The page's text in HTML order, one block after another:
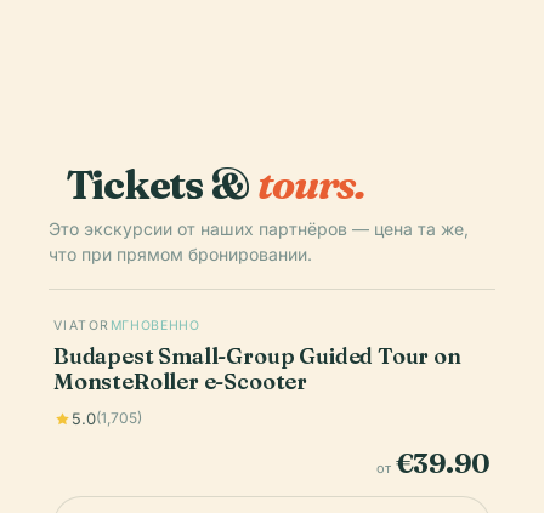
Tickets &tours.
Это экскурсии от наших партнёров — цена та же,
что при прямом бронировании.
VIATOR МГНОВЕННО
Budapest Small-Group Guided Tour on
MonsteRoller e-Scooter
5.0(1,705)
от €39.90